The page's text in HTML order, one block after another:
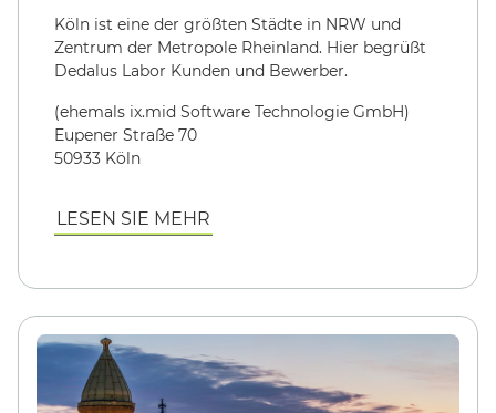
Köln ist eine der größten Städte in NRW und
Zentrum der Metropole Rheinland. Hier begrüßt
Dedalus Labor Kunden und Bewerber.
(ehemals ix.mid Software Technologie GmbH)
Eupener Straße 70
50933 Köln
LESEN SIE MEHR